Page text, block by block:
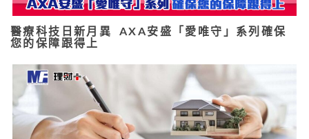
醫療科技日新月異 AXA安盛「愛唯守」系列確保
您的保障跟得上